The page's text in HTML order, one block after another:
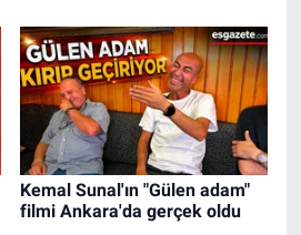
Kemal Sunal'ın "Gülen adam"
filmi Ankara'da gerçek oldu